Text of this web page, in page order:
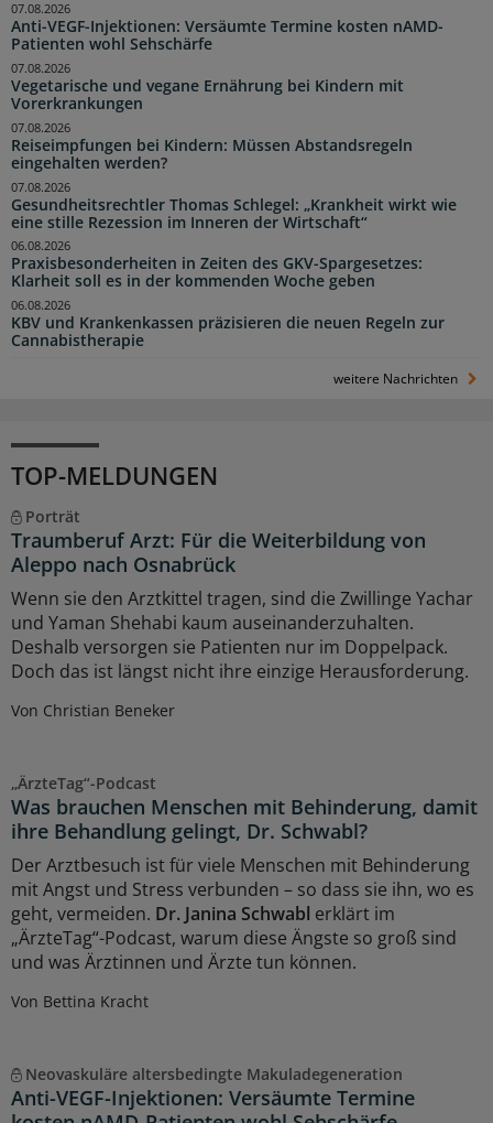
Anti-VEGF-Injektionen: Versäumte Termine kosten nAMD-
Patienten wohl Sehschärfe
07.08.2026
Vegetarische und vegane Ernährung bei Kindern mit
Vorerkrankungen
07.08.2026
Reiseimpfungen bei Kindern: Müssen Abstandsregeln
eingehalten werden?
07.08.2026
Gesundheitsrechtler Thomas Schlegel: „Krankheit wirkt wie
eine stille Rezession im Inneren der Wirtschaft“
07.08.2026
Praxisbesonderheiten in Zeiten des GKV-Spargesetzes:
Klarheit soll es in der kommenden Woche geben
06.08.2026
KBV und Krankenkassen präzisieren die neuen Regeln zur
Cannabistherapie
06.08.2026
weitere Nachrichten
TOP-MELDUNGEN
Porträt
Traumberuf Arzt: Für die Weiterbildung von
Aleppo nach Osnabrück
Wenn sie den Arztkittel tragen, sind die Zwillinge Yachar
und Yaman Shehabi kaum auseinanderzuhalten.
Deshalb versorgen sie Patienten nur im Doppelpack.
Doch das ist längst nicht ihre einzige Herausforderung.
Von Christian Beneker
„ÄrzteTag“-Podcast
Was brauchen Menschen mit Behinderung, damit
ihre Behandlung gelingt, Dr. Schwabl?
Der Arztbesuch ist für viele Menschen mit Behinderung
mit Angst und Stress verbunden – so dass sie ihn, wo es
geht, vermeiden. Dr. Janina Schwabl erklärt im
„ÄrzteTag“-Podcast, warum diese Ängste so groß sind
und was Ärztinnen und Ärzte tun können.
Von Bettina Kracht
Neovaskuläre altersbedingte Makuladegeneration
Anti-VEGF-Injektionen: Versäumte Termine